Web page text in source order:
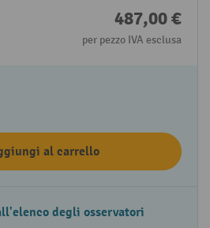
487,00 €
per pezzo IVA esclusa
al carrello
degli osservatori